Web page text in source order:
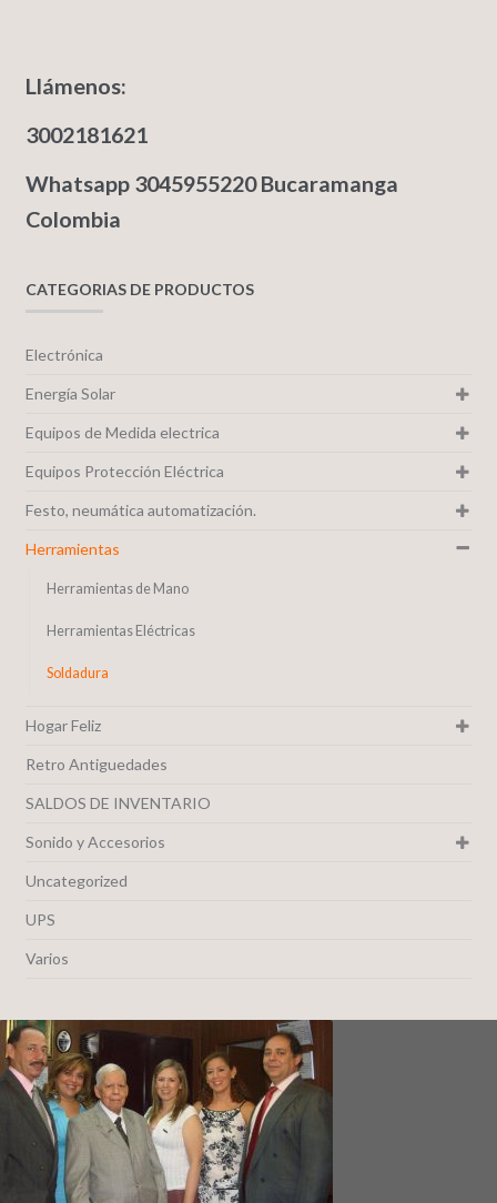
Llámenos:
3002181621
Whatsapp 3045955220 Bucaramanga
Colombia
CATEGORIAS DE PRODUCTOS
Electrónica
Energía Solar
Equipos de Medida electrica
Equipos Protección Eléctrica
Festo, neumática automatización.
Herramientas
Herramientas de Mano
Herramientas Eléctricas
Soldadura
Hogar Feliz
Retro Antiguedades
SALDOS DE INVENTARIO
Sonido y Accesorios
Uncategorized
UPS
Varios